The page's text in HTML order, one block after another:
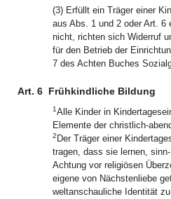
(3) Erfüllt ein Träger einer
aus Abs. 1 und 2 oder Art. 6
nicht, richten sich Widerruf
für den Betrieb der
7 des Achten Buches
Art. 6 Frühkindliche Bildung
1Alle Kinder in
Elemente der christlich-
2 Der Träger einer
tragen, dass sie lernen,
Achtung vor religiösen
eigene von Nächstenliebe
weltanschauliche Identität